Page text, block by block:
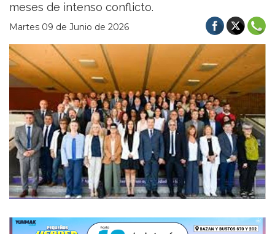
meses de intenso conflicto.
Martes 09 de Junio de 2026